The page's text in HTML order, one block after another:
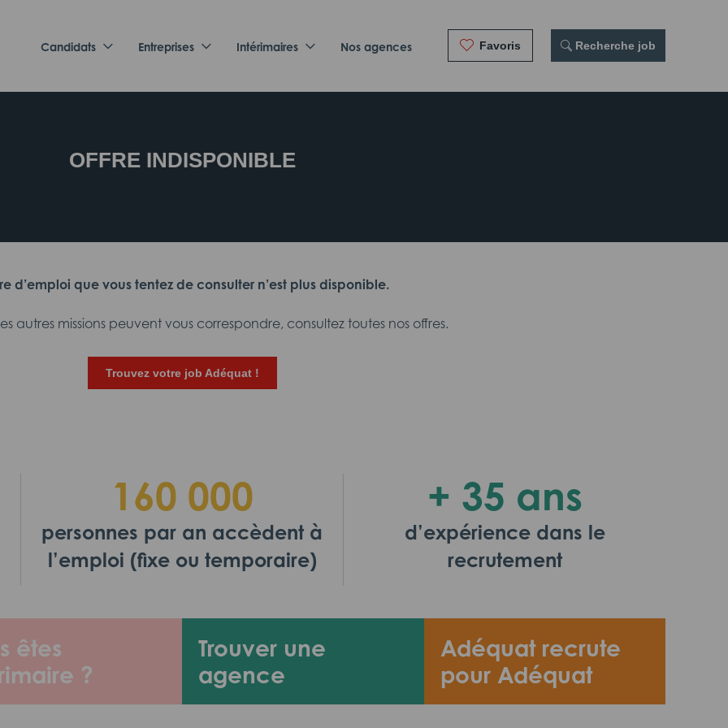
Candidats Entreprises Intérimaires Nos agences Favoris Recherche job
OFFRE INDISPONIBLE
d’emploi que vous tentez de consulter n’est plus disponible.
autres missions peuvent vous correspondre, consultez toutes nos offres.
Trouvez votre job Adéquat !
êtes
?
Trouver une
agence
Adéquat recrute
pour Adéquat
160 000
personnes par an accèdent à
l’emploi (fixe ou temporaire)
+ 35 ans
d’expérience dans le
recrutement